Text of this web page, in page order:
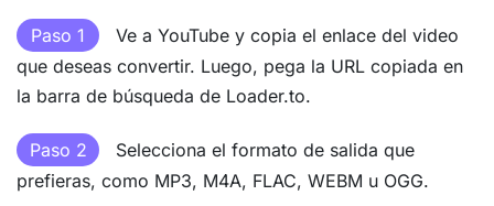
Paso 1
Ve a YouTube y copia el enlace del video
que deseas convertir. Luego, pega la URL copiada en
la barra de búsqueda de Loader.to.
Paso 2
Selecciona el formato de salida que
prefieras, como MP3, M4A, FLAC, WEBM u OGG.